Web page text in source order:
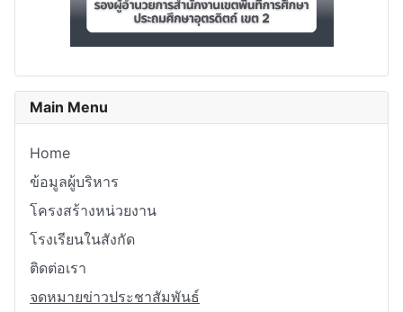
Main Menu
Home
ข้อมูลผู้บริหาร
โครงสร้างหน่วยงาน
โรงเรียนในสังกัด
ติดต่อเรา
จดหมายข่าวประชาสัมพันธ์